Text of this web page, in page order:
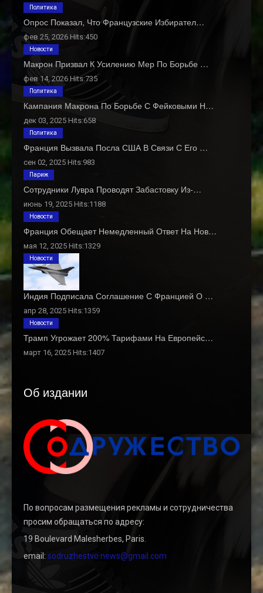
Опрос Показал, Что Французские Избирател…
фев 25, 2026 Hits:450
Политика
Макрон Призвал К Усилению Мер По Борьбе …
фев 14, 2026 Hits:735
Новости
Кампания Макрона По Борьбе С Фейковыми Н…
дек 03, 2025 Hits:658
Политика
Франция Вызвала Посла США В Связи С Его …
сен 02, 2025 Hits:983
Политика
Сотрудники Лувра Проводят Забастовку Из-…
июнь 19, 2025 Hits:1188
Париж
Франция Обещает Немедленный Ответ На Нов…
мая 12, 2025 Hits:1329
Новости
Индия Подписала Соглашение С Францией О …
апр 28, 2025 Hits:1359
Новости
Трамп Угрожает 200% Тарифами На Европейс…
март 16, 2025 Hits:1407
Новости
Об издании
По вопросам размещения рекламы и сотрудничества
просим обращаться по адресу:
19 Boulevard Malesherbes, Paris.
email: sodruzhestvo.news@gmail.com